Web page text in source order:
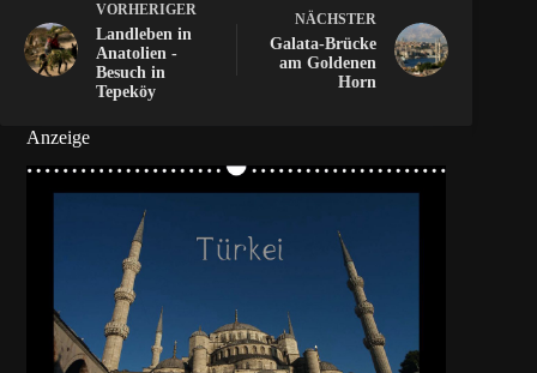
VORHERIGER
Landleben in
Anatolien -
Besuch in
Tepeköy
NÄCHSTER
Galata-Brücke
am Goldenen
Horn
Anzeige